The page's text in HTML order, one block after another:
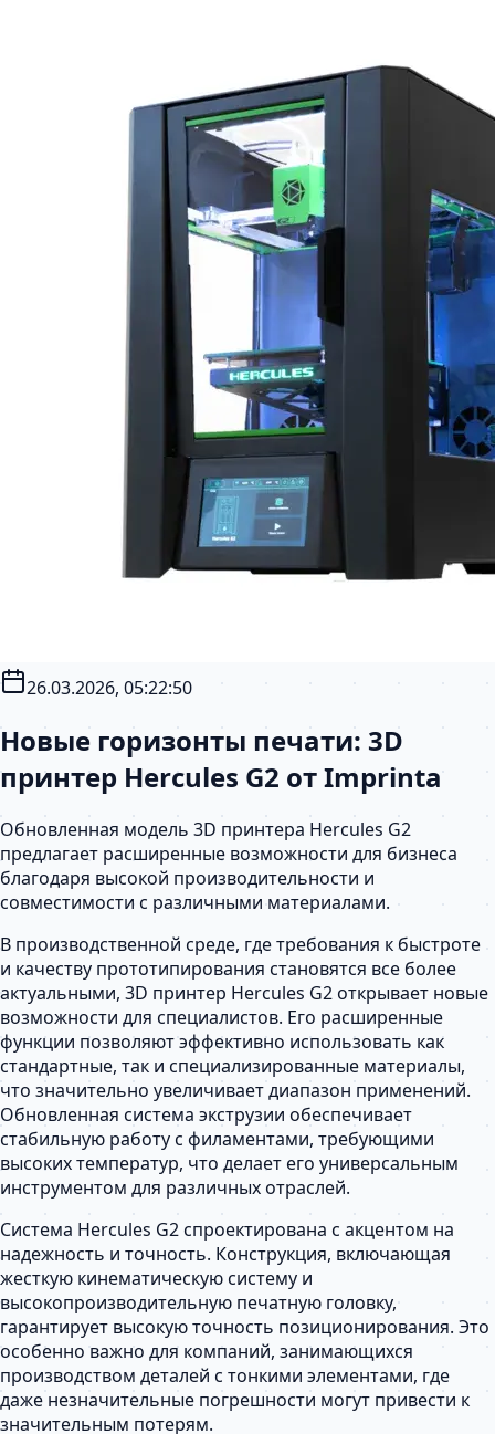
26.03.2026, 05:22:50
Новые горизонты печати: 3D
принтер Hercules G2 от Imprinta
Обновленная модель 3D принтера Hercules G2
предлагает расширенные возможности для бизнеса
благодаря высокой производительности и
совместимости с различными материалами.
В производственной среде, где требования к быстроте
и качеству прототипирования становятся все более
актуальными, 3D принтер Hercules G2 открывает новые
возможности для специалистов. Его расширенные
функции позволяют эффективно использовать как
стандартные, так и специализированные материалы,
что значительно увеличивает диапазон применений.
Обновленная система экструзии обеспечивает
стабильную работу с филаментами, требующими
высоких температур, что делает его универсальным
инструментом для различных отраслей.
Система Hercules G2 спроектирована с акцентом на
надежность и точность. Конструкция, включающая
жесткую кинематическую систему и
высокопроизводительную печатную головку,
гарантирует высокую точность позиционирования. Это
особенно важно для компаний, занимающихся
производством деталей с тонкими элементами, где
даже незначительные погрешности могут привести к
значительным потерям.